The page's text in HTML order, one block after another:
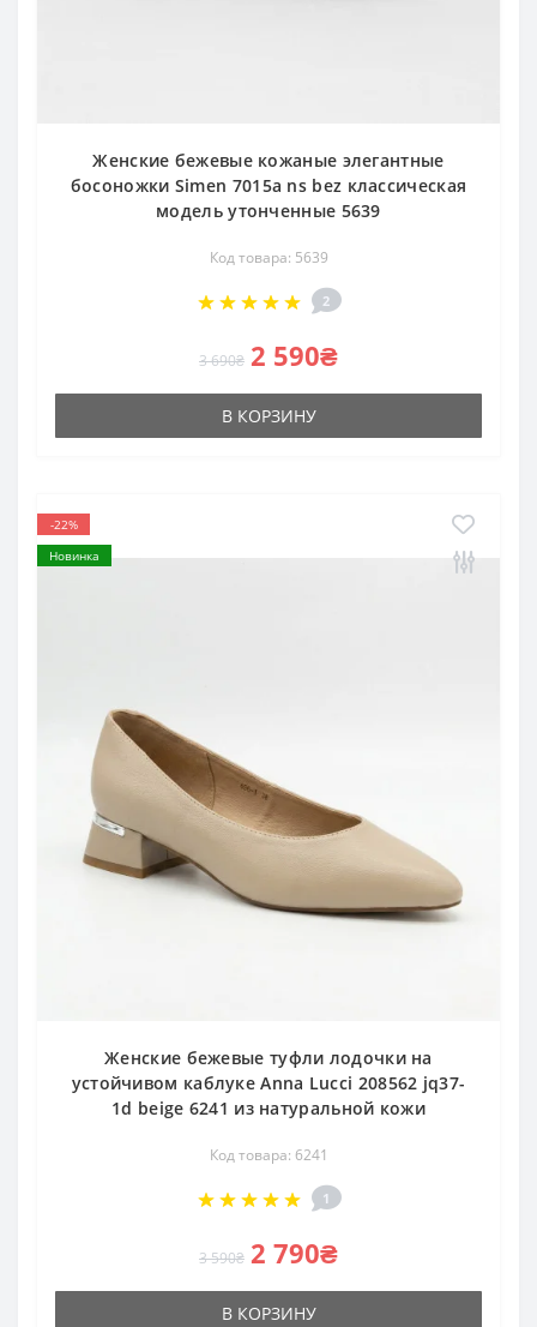
Женские бежевые кожаные элегантные
босоножки Simen 7015a ns bez классическая
модель утонченные 5639
Код товара: 5639
2
3 690₴ 2 590₴
В КОРЗИНУ
-22%
Новинка
Женские бежевые туфли лодочки на
устойчивом каблуке Anna Lucci 208562 jq37-
1d beige 6241 из натуральной кожи
Код товара: 6241
1
3 590₴ 2 790₴
В КОРЗИНУ